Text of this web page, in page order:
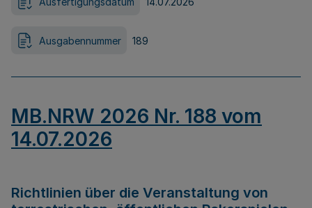
Ausgabennummer 189
MB.NRW 2026 Nr. 188 vom
14.07.2026
Richtlinien über die Veranstaltung von